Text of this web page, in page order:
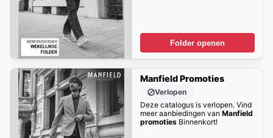
Folder openen
Manfield Promoties
Verlopen
Deze catalogus is verlopen. Vind
meer aanbiedingen van Manfield
promotiesBinnenkort!